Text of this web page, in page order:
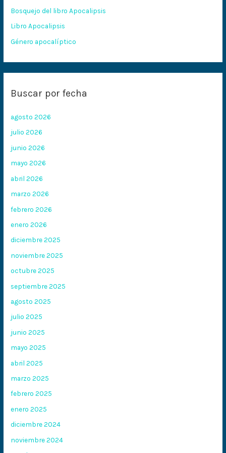
r
:
Bosquejo del libro Apocalipsis
Libro Apocalipsis
Género apocalíptico
Buscar por fecha
agosto 2026
julio 2026
junio 2026
mayo 2026
abril 2026
marzo 2026
febrero 2026
enero 2026
diciembre 2025
noviembre 2025
octubre 2025
septiembre 2025
agosto 2025
julio 2025
junio 2025
mayo 2025
abril 2025
marzo 2025
febrero 2025
enero 2025
diciembre 2024
noviembre 2024